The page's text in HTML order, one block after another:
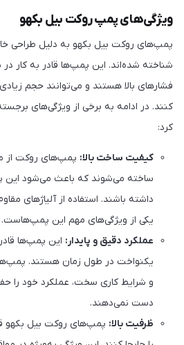
ویژگی‌های پمپ روکت بیل بکهو
پمپ‌های روکت بیل بکهو به دلیل طراحی
شناخته شده‌اند. این پمپ‌ها قادر به کار
فشارهای بالا هستند و می‌توانند حجم زیادی
کنند. در ادامه به برخی از ویژگی‌های
کرد:
کیفیت ساخت بالا: پمپ‌های روکت از
ساخته می‌شوند که باعث می‌شود این
داشته باشند. استفاده از آلیاژهای
یکی از ویژگی‌های مهم این پمپ‌هاست.
عملکرد دقیق و پایدار: این پمپ‌ها
یکنواخت در طول زمان هستند.
و شرایط کاری سخت، عملکرد خود را
دست نمی‌دهند.
ظرفیت بالا: پمپ‌های روکت بیل بکهو